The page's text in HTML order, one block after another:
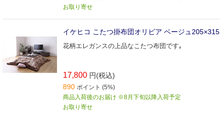
お取り寄せ
イケヒコ こたつ掛布団オリビア ベージュ205×315
花柄エレガンスの上品なこたつ布団です｡
17,800 円(税込)
890 ポイント (5%)
商品入荷後のお届け ※8月下旬以降入荷予定
お取り寄せ